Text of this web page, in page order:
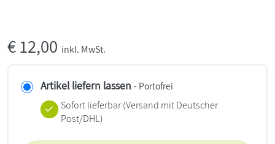
€12,00 inkl. MwSt.
Artikel liefern lassen - Portofrei
Sofort lieferbar(Versand mit Deutscher
Post/DHL)